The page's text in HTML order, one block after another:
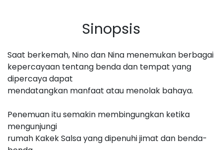
Sinopsis
Saat berkemah, Nino dan Nina menemukan berbagai
kepercayaan tentang benda dan tempat yang
dipercaya dapat
mendatangkan manfaat atau menolak bahaya.
Penemuan itu semakin membingungkan ketika
mengunjungi
rumah Kakek Salsa yang dipenuhi jimat dan benda-